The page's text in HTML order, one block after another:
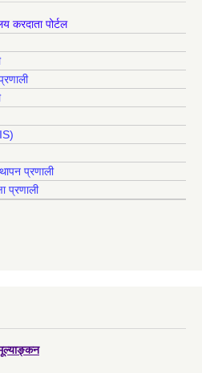
करदाता पोर्टल
प्रणाली
प्रणाली